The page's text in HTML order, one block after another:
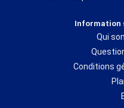
Information
Qui
Conditions